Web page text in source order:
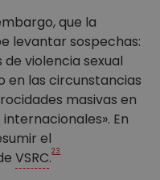
que la
levantar sospechas:
violencia sexual
en las circunstancias
masivas en
En
el
VSRC.23